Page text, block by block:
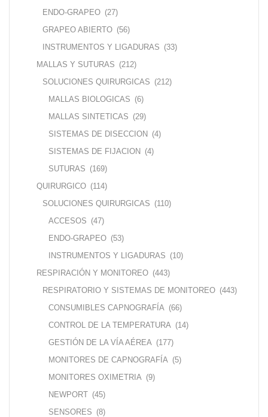
ENDO-GRAPEO (27)
GRAPEO ABIERTO (56)
INSTRUMENTOS Y LIGADURAS (33)
MALLAS Y SUTURAS (212)
SOLUCIONES QUIRURGICAS (212)
MALLAS BIOLOGICAS (6)
MALLAS SINTETICAS (29)
SISTEMAS DE DISECCION (4)
SISTEMAS DE FIJACION (4)
SUTURAS (169)
QUIRURGICO (114)
SOLUCIONES QUIRURGICAS (110)
ACCESOS (47)
ENDO-GRAPEO (53)
INSTRUMENTOS Y LIGADURAS (10)
RESPIRACIÓN Y MONITOREO (443)
RESPIRATORIO Y SISTEMAS DE MONITOREO (443)
CONSUMIBLES CAPNOGRAFÍA (66)
CONTROL DE LA TEMPERATURA (14)
GESTIÓN DE LA VÍA AÉREA (177)
MONITORES DE CAPNOGRAFÍA (5)
MONITORES OXIMETRIA (9)
NEWPORT (45)
SENSORES (8)